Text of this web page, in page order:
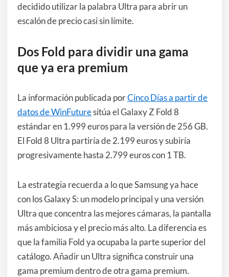
decidido utilizar la palabra Ultra para abrir un
escalón de precio casi sin límite.
Dos Fold para dividir una gama
que ya era premium
La información publicada porCinco Días a partir de
datos de WinFuturesitúa el Galaxy Z Fold 8
estándar en 1.999 euros para la versión de 256 GB.
El Fold 8 Ultra partiría de 2.199 euros y subiría
progresivamente hasta 2.799 euros con 1 TB.
La estrategia recuerda a lo que Samsung ya hace
con los Galaxy S: un modelo principal y una versión
Ultra que concentra las mejores cámaras, la pantalla
más ambiciosa y el precio más alto. La diferencia es
que la familia Fold ya ocupaba la parte superior del
catálogo. Añadir un Ultra significa construir una
gama premium dentro de otra gama premium.